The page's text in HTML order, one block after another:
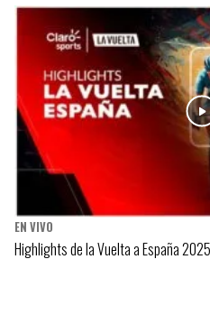
EN VIVO
Highlights de la Vuelta a España